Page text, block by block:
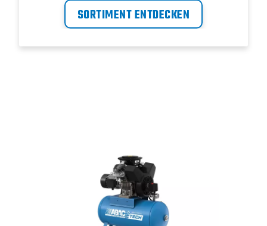
Verunreinigungen liefern kann und
letztendlich Schäden an
nachgeschalteten Geräten vermeidet.
SORTIMENT ENTDECKEN